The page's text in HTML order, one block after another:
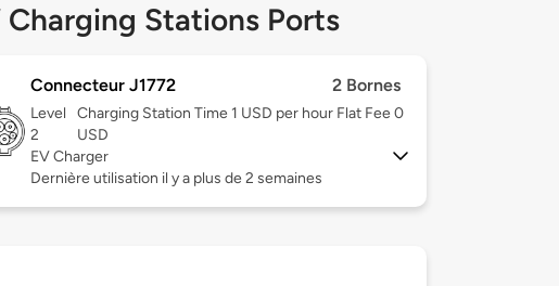
Charging Stations Ports
Connecteur J1772 2 Bornes
Level
2
Charging Station Time 1 USD per hour Flat Fee 0
USD
EV Charger
Dernière utilisation il y a plus de 2 semaines